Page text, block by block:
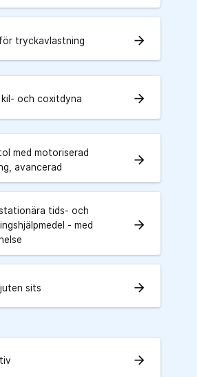
tryckavlastning arrow_forward
kil- och coxitdyna arrow_forward
med motoriserad
avancerad
arrow_forward
tids- och
- med
arrow_forward
sits arrow_forward
arrow_forward